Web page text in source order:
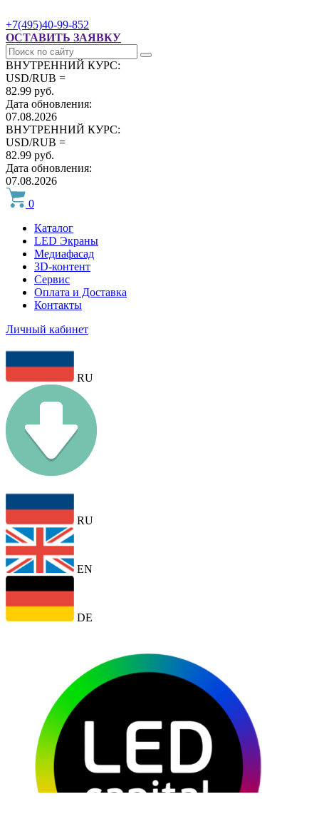
+7(495)40-99-852
ОСТАВИТЬ ЗАЯВКУ
ВНУТРЕННИЙ КУРС:
USD/RUB =
82.99 руб.
Дата обновления:
07.08.2026
ВНУТРЕННИЙ КУРС:
USD/RUB =
82.99 руб.
Дата обновления:
07.08.2026
0
Каталог
LED Экраны
Медиафасад
3D-контент
Сервис
Оплата и Доставка
Контакты
Личный кабинет
RU
RU
EN
DE